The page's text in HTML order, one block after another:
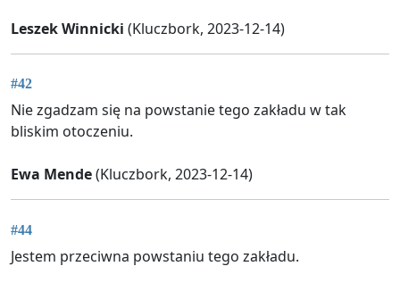
Leszek Winnicki (Kluczbork, 2023-12-14)
#42
Nie zgadzam się na powstanie tego zakładu w tak
bliskim otoczeniu.
Ewa Mende(Kluczbork, 2023-12-14)
#44
Jestem przeciwna powstaniu tego zakładu.